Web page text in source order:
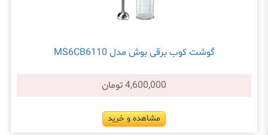
گوشت کوب برقی بوش مدل MS6CB6110
4,600,000 تومان
مشاهده و خرید